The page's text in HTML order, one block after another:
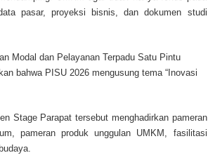
pasar, proyeksi bisnis, dan dokumen studi
Modal dan Pelayanan Terpadu Satu Pintu
bahwa PISU 2026 mengusung tema “Inovasi
Stage Parapat tersebut menghadirkan pameran
pameran produk unggulan UMKM, fasilitasi